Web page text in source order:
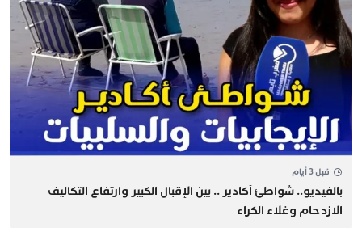
قبل 3 أيام
بالفيديو.. شواطئ أكادير .. بين الإقبال الكبير وارتفاع التكاليف
الازدحام وغلاء الكراء